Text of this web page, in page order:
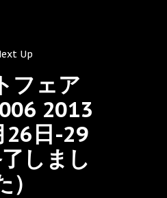
Up
フェア
2013
26日-29
しまし
）